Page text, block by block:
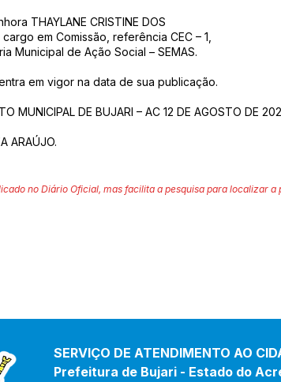
THAYLANE CRISTINE DOS
em Comissão, referência CEC – 1,
Municipal de Ação Social – SEMAS.
em vigor na data de sua publicação.
MUNICIPAL DE BUJARI – AC 12 DE AGOSTO DE
ARAÚJO.
no Diário Oficial, mas facilita a pesquisa para localizar a
SERVIÇO DE ATENDIMENTO AO
Prefeitura de Bujari - Estado do